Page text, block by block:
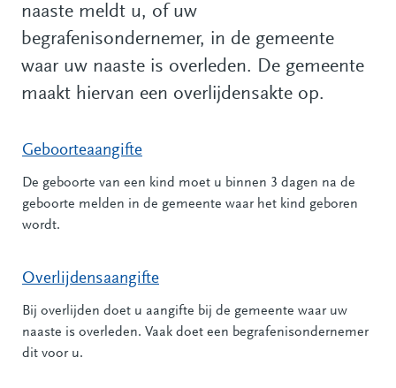
naaste meldt u, of uw
begrafenisondernemer, in de gemeente
waar uw naaste is overleden. De gemeente
maakt hiervan een overlijdensakte op.
Geboorteaangifte
De geboorte van een kind moet u binnen 3 dagen na de
geboorte melden in de gemeente waar het kind geboren
wordt.
Overlijdensaangifte
Bij overlijden doet u aangifte bij de gemeente waar uw
naaste is overleden. Vaak doet een begrafenisondernemer
dit voor u.